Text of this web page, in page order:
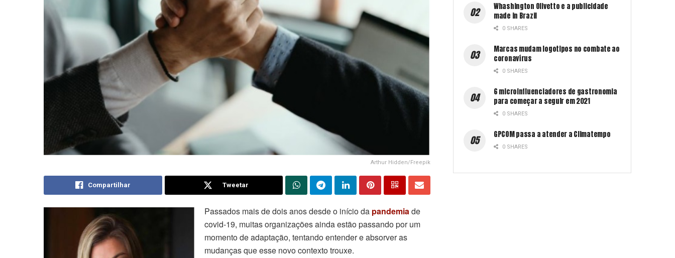
Arthur Hidden/Freepik
Compartilhar Tweetar
Passados mais de dois anos desde o início da pandemiade
covid-19, muitas organizações ainda estão passando por um
momento de adaptação, tentando entender e absorver as
mudanças que esse novo contexto trouxe.
Whashington Olivetto e a publicidade
made in Brazil
0 SHARES
Marcas mudam logotipos no combate ao
coronavírus
0 SHARES
6 microinfluenciadores de gastronomia
para começar a seguir em 2021
0 SHARES
GPCOM passa a atender a Climatempo
0 SHARES